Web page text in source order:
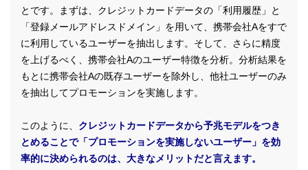
とです。まずは、クレジットカードデータの「利用履歴」と
「登録メールアドレスドメイン」を用いて、携帯会社Aをすで
に利用しているユーザーを抽出します。そして、さらに精度
を上げるべく、携帯会社Aのユーザー特徴を分析。分析結果を
もとに携帯会社Aの既存ユーザーを除外し、他社ユーザーのみ
を抽出してプロモーションを実施します。
このように、 クレジットカードデータから予兆モデルをつき
とめることで「プロモーションを実施しないユーザー」を効
率的に決められるのは、大きなメリットだと言えます。